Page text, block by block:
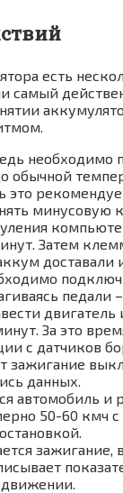
есть
самый
необходимо
обычной
это
минусовую
Затем
доставали
педали
двигатель
За это
с датчиков
зажигание
данных.
автомобиль и
50-60 кмч с
зажигание,